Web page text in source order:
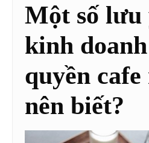
Một số lưu
kinh
quyền
nên biết?